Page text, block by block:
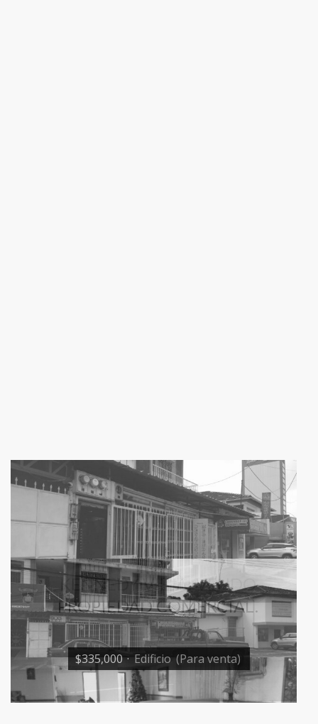
KENNEDY VIEJA: VENDO
PROPIEDAD COMERCIAL.
$335,000 · Edificio (Para venta)